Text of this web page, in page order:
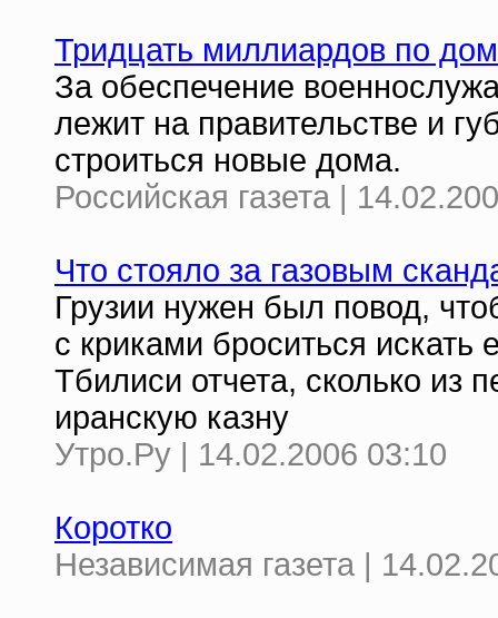
Тридцать миллиардов по
За обеспечение
лежит на правительстве и
строиться новые дома.
Российская газета |
Что стояло за газовым
Грузии нужен был повод,
с криками броситься искать
Тбилиси отчета, сколько из
иранскую казну
Утро.Ру | 14.02.2006 03:10
Коротко
Независимая газета |